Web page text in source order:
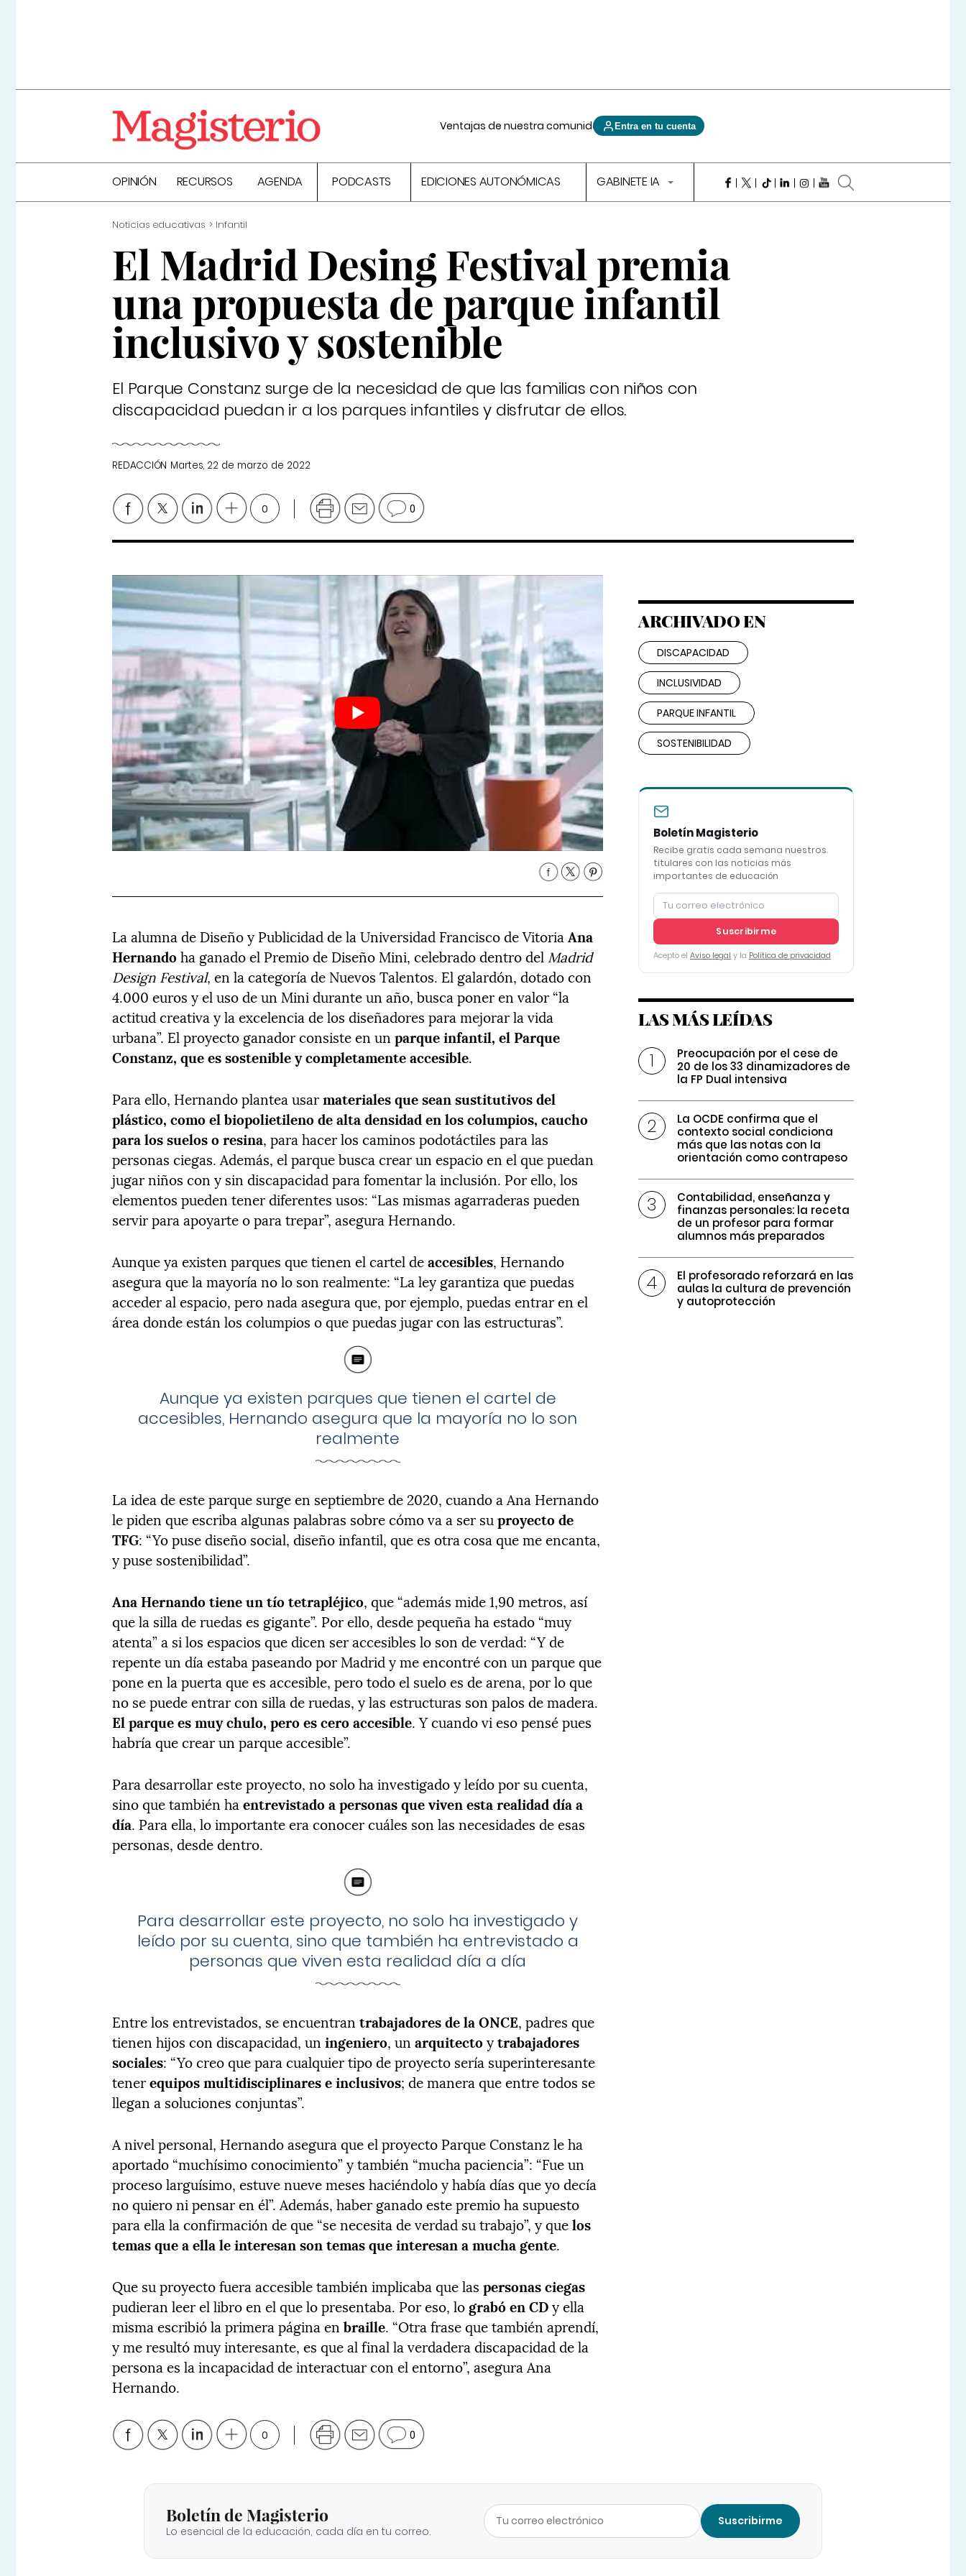
Ventajas de nuestra comunidad Entra en tu cuenta
OPINIÓN RECURSOS AGENDA PODCASTS EDICIONES AUTONÓMICAS GABINETE IA
Noticias educativas Infantil
El Madrid Desing Festival premia
una propuesta de parque infantil
inclusivo y sostenible
El Parque Constanz surge de la necesidad de que las familias con niños con
discapacidad puedan ir a los parques infantiles y disfrutar de ellos.
REDACCIÓN Martes, 22 de marzo de 2022
0 0
La alumna de Diseño y Publicidad de la Universidad Francisco de VitoriaAna
Hernandoha ganado el Premio de Diseño Mini, celebrado dentro del Madrid
Design Festival, en la categoría de Nuevos Talentos. El galardón, dotado con
4.000 euros y el uso de un Mini durante un año, busca poner en valor “la
actitud creativa y la excelencia de los diseñadores para mejorar la vida
urbana”. El proyecto ganador consiste en unparque infantil, el Parque
Constanz, que es sostenible y completamente accesible.
Para ello, Hernando plantea usarmateriales que sean sustitutivos del
plástico, como el biopolietileno de alta densidad en los columpios, caucho
para los suelos o resina, para hacer los caminos podotáctiles para las
personas ciegas. Además, el parque busca crear un espacio en el que puedan
jugar niños con y sin discapacidad para fomentar la inclusión. Por ello, los
elementos pueden tener diferentes usos: “Las mismas agarraderas pueden
servir para apoyarte o para trepar”, asegura Hernando.
Aunque ya existen parques que tienen el cartel deaccesibles, Hernando
asegura que la mayoría no lo son realmente: “La ley garantiza que puedas
acceder al espacio, pero nada asegura que, por ejemplo, puedas entrar en el
área donde están los columpios o que puedas jugar con las estructuras”.
Aunque ya existen parques que tienen el cartel de
accesibles, Hernando asegura que la mayoría no lo son
realmente
La idea de este parque surge en septiembre de 2020, cuando a Ana Hernando
le piden que escriba algunas palabras sobre cómo va a ser suproyecto de
TFG: “Yo puse diseño social, diseño infantil, que es otra cosa que me encanta,
y puse sostenibilidad”.
Ana Hernando tiene un tío tetrapléjico, que “además mide 1,90 metros, así
que la silla de ruedas es gigante”. Por ello, desde pequeña ha estado “muy
atenta” a si los espacios que dicen ser accesibles lo son de verdad: “Y de
repente un día estaba paseando por Madrid y me encontré con un parque que
pone en la puerta que es accesible, pero todo el suelo es de arena, por lo que
no se puede entrar con silla de ruedas, y las estructuras son palos de madera.
El parque es muy chulo, pero es cero accesible. Y cuando vi eso pensé pues
habría que crear un parque accesible”.
Para desarrollar este proyecto, no solo ha investigado y leído por su cuenta,
sino que también haentrevistado a personas que viven esta realidad día a
día. Para ella, lo importante era conocer cuáles son las necesidades de esas
personas, desde dentro.
Para desarrollar este proyecto, no solo ha investigado y
leído por su cuenta, sino que también ha entrevistado a
personas que viven esta realidad día a día
Entre los entrevistados, se encuentrantrabajadores de la ONCE, padres que
tienen hijos con discapacidad, uningeniero, unarquitectoytrabajadores
sociales: “Yo creo que para cualquier tipo de proyecto sería superinteresante
tenerequipos multidisciplinares e inclusivos; de manera que entre todos se
llegan a soluciones conjuntas”.
A nivel personal, Hernando asegura que el proyecto Parque Constanz le ha
aportado “muchísimo conocimiento” y también “mucha paciencia”: “Fue un
proceso larguísimo, estuve nueve meses haciéndolo y había días que yo decía
no quiero ni pensar en él”. Además, haber ganado este premio ha supuesto
para ella la confirmación de que “se necesita de verdad su trabajo”, y quelos
temas que a ella le interesan son temas que interesan a mucha gente.
Que su proyecto fuera accesible también implicaba que laspersonas ciegas
pudieran leer el libro en el que lo presentaba. Por eso, lo grabó en CDy ella
misma escribió la primera página enbraille. “Otra frase que también aprendí,
y me resultó muy interesante, es que al final la verdadera discapacidad de la
persona es la incapacidad de interactuar con el entorno”, asegura Ana
Hernando.
0 0
ARCHIVADO EN
DISCAPACIDAD
INCLUSIVIDAD
PARQUE INFANTIL
SOSTENIBILIDAD
Boletín Magisterio
Recibe gratis cada semana nuestros
titulares con las noticias más
importantes de educación
Suscribirme
Acepto el Aviso legal y la Política de privacidad
LAS MÁS LEÍDAS
Preocupación por el cese de
20 de los 33 dinamizadores de
la FP Dual intensiva
La OCDE confirma que el
contexto social condiciona
más que las notas con la
orientación como contrapeso
Contabilidad, enseñanza y
finanzas personales: la receta
de un profesor para formar
alumnos más preparados
El profesorado reforzará en las
aulas la cultura de prevención
y autoprotección
Boletín de Magisterio
Lo esencial de la educación, cada día en tu correo.
Suscribirme